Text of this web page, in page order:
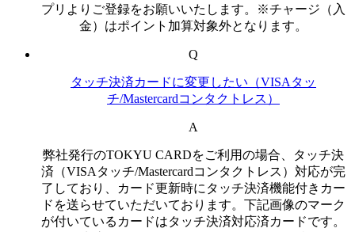
プリよりご登録をお願いいたします。※チャージ（入
金）はポイント加算対象外となります。
Q
タッチ決済カードに変更したい（VISAタッ
チ/Mastercardコンタクトレス）
A
弊社発行のTOKYU CARDをご利用の場合、タッチ決
済（VISAタッチ/Mastercardコンタクトレス）対応が完
了しており、カード更新時にタッチ決済機能付きカー
ドを送らせていただいております。下記画像のマーク
が付いているカードはタッチ決済対応済カードです。